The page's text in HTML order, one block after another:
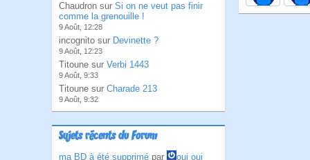
Chaudron sur Si on ne veut pas finir
comme la grenouille !
9 Août, 12:28
incognito sur Devinette ?
9 Août, 12:23
Titoune sur Verbi 1443
9 Août, 9:33
Titoune sur Charade 213
9 Août, 9:32
Sujets récents du Forum
ma BD à été supprimé par
oui oui